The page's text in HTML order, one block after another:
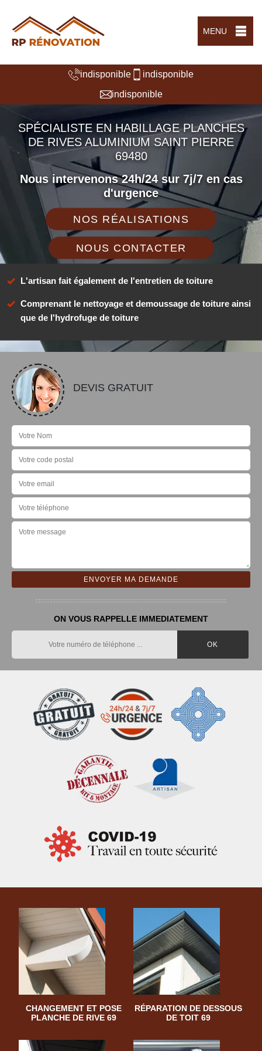
MENU
indisponible
indisponible
indisponible
SPÉCIALISTE EN HABILLAGE PLANCHES
DE RIVES ALUMINIUM SAINT PIERRE
69480
Nous intervenons 24h/24 sur 7j/7 en cas
d'urgence
NOS RÉALISATIONS
NOUS CONTACTER
L'artisan fait également de l'entretien de toiture
Comprenant le nettoyage et demoussage de toiture ainsi
que de l'hydrofuge de toiture
DEVIS GRATUIT
ON VOUS RAPPELLE IMMEDIATEMENT
CHANGEMENT ET POSE
PLANCHE DE RIVE 69
RÉPARATION DE DESSOUS
DE TOIT 69